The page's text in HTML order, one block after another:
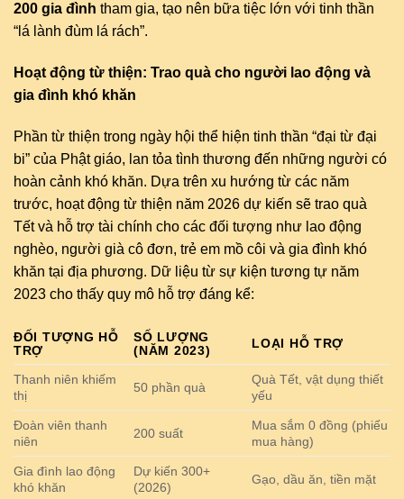
200 gia đình tham gia, tạo nên bữa tiệc lớn với tinh thần
“lá lành đùm lá rách”.
Hoạt động từ thiện: Trao quà cho người lao động và
gia đình khó khăn
Phần từ thiện trong ngày hội thể hiện tinh thần “đại từ đại
bi” của Phật giáo, lan tỏa tình thương đến những người có
hoàn cảnh khó khăn. Dựa trên xu hướng từ các năm
trước, hoạt động từ thiện năm 2026 dự kiến sẽ trao quà
Tết và hỗ trợ tài chính cho các đối tượng như lao động
nghèo, người già cô đơn, trẻ em mồ côi và gia đình khó
khăn tại địa phương. Dữ liệu từ sự kiện tương tự năm
2023 cho thấy quy mô hỗ trợ đáng kể:
ĐỐI TƯỢNG HỖ
TRỢ
SỐ LƯỢNG
(NĂM 2023)
LOẠI HỖ TRỢ
Thanh niên khiếm
thị
50 phần quà
Quà Tết, vật dụng thiết
yếu
Đoàn viên thanh
niên
200 suất
Mua sắm 0 đồng (phiếu
mua hàng)
Gia đình lao động
khó khăn
Dự kiến 300+
(2026)
Gạo, dầu ăn, tiền mặt